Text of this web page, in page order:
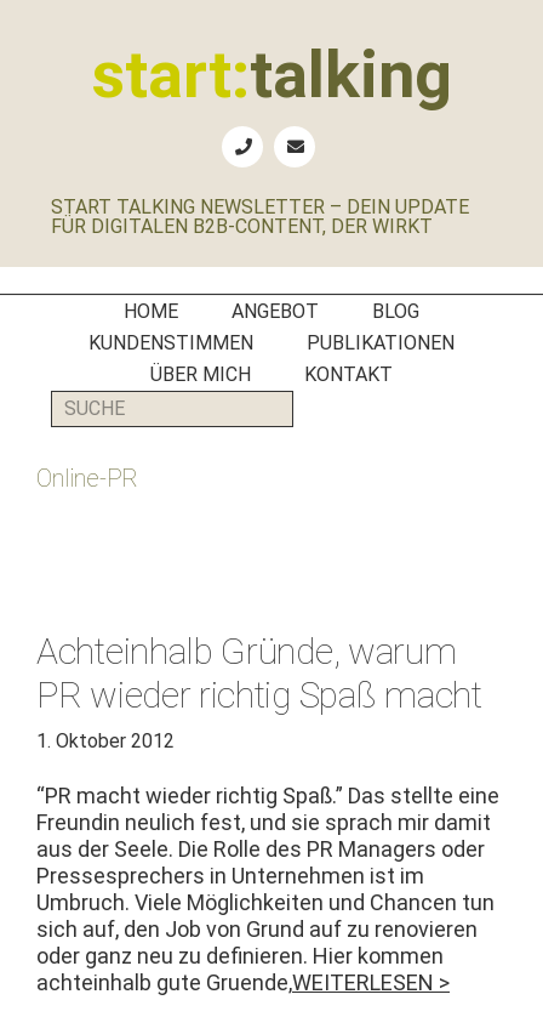
start:talking
B2B-
Social
Media
Manager
PR-
Agenturen
START TALKING NEWSLETTER – DEIN UPDATE
FÜR DIGITALEN B2B-CONTENT, DER WIRKT
HOME ANGEBOT
BLOG
KUNDENSTIMMEN
PUBLIKATIONEN
ÜBER MICH
KONTAKT
SUCHE
Online-PR
Achteinhalb Gründe, warum
PR wieder richtig Spaß macht
1. Oktober 2012
“PR macht wieder richtig Spaß.” Das stellte eine
Fre­undin neulich fest, und sie sprach mir damit
aus der Seele. Die Rolle des PR Man­agers oder
Press­esprech­ers in Unternehmen ist im
Umbruch. Viele Möglichkeit­en und Chan­cen tun
sich auf, den Job von Grund auf zu ren­ovieren
oder ganz neu zu definieren. Hier kom­men
achtein­halb gute Gru­ende,WEITERLESEN >